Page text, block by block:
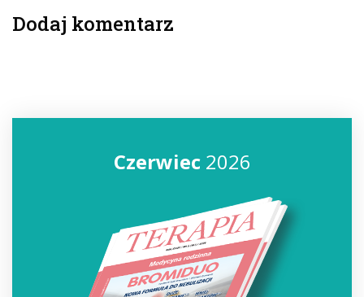
Dodaj komentarz
Czerwiec2026